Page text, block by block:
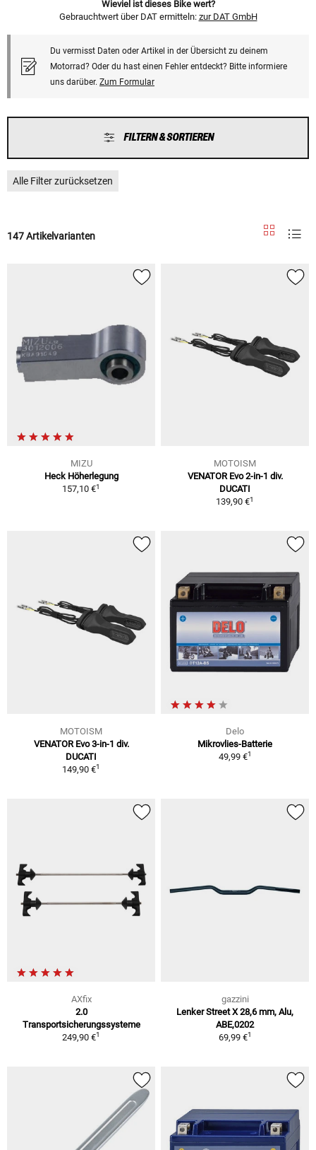
Wieviel ist dieses Bike wert?
Gebrauchtwert über DAT ermitteln: zur DAT GmbH
Du vermisst Daten oder Artikel in der Übersicht zu deinem
Motorrad? Oder du hast einen Fehler entdeckt? Bitte informiere
uns darüber. Zum Formular
FILTERN & SORTIEREN
Alle Filter zurücksetzen
147 Artikelvarianten
MIZU
Heck Höherlegung
157,10 €1
MOTOISM
VENATOR Evo 2-in-1 div.
DUCATI
139,90 €1
MOTOISM
VENATOR Evo 3-in-1 div.
DUCATI
149,90 €1
Delo
Mikrovlies-Batterie
49,99 €1
AXfix
2.0
Transportsicherungssysteme
249,90 €1
gazzini
Lenker Street X 28,6 mm, Alu,
ABE,0202
69,99 €1